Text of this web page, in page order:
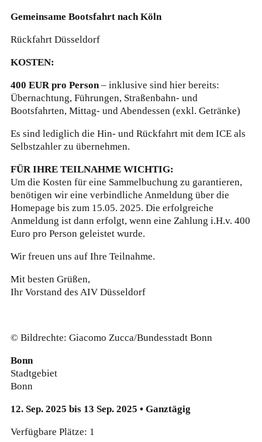
Gemeinsame Bootsfahrt nach Köln
Rückfahrt Düsseldorf
KOSTEN:
400 EUR pro Person – inklusive sind hier bereits:
Übernachtung, Führungen, Straßenbahn- und
Bootsfahrten, Mittag- und Abendessen (exkl. Getränke)
Es sind lediglich die Hin- und Rückfahrt mit dem ICE als
Selbstzahler zu übernehmen.
FÜR IHRE TEILNAHME WICHTIG:
Um die Kosten für eine Sammelbuchung zu garantieren,
benötigen wir eine verbindliche Anmeldung über die
Homepage bis zum 15.05. 2025. Die erfolgreiche
Anmeldung ist dann erfolgt, wenn eine Zahlung i.H.v. 400
Euro pro Person geleistet wurde.
Wir freuen uns auf Ihre Teilnahme.
Mit besten Grüßen,
Ihr Vorstand des AIV Düsseldorf
© Bildrechte: Giacomo Zucca/Bundesstadt Bonn
Bonn
Stadtgebiet
Bonn
12. Sep. 2025 bis 13 Sep. 2025 • Ganztägig
Verfügbare Plätze: 1